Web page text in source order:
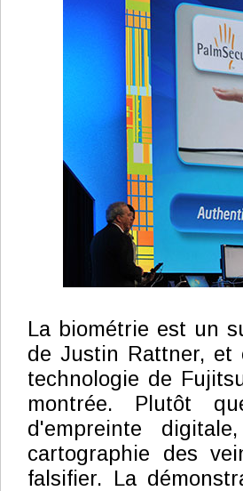
La biométrie est un
de Justin Rattner, et
technologie de
montrée. Plutôt
d'empreinte
cartographie des
falsifier. La